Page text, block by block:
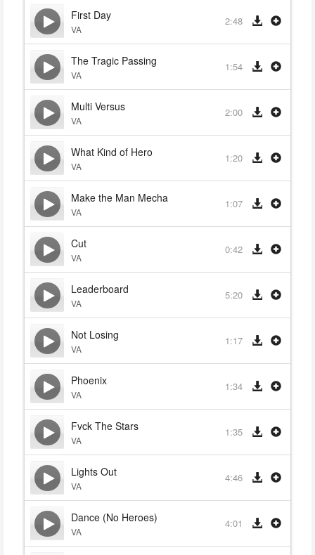
First Day
VA
2:48
The Tragic Passing
VA
1:54
Multi Versus
VA
2:00
What Kind of Hero
VA
1:20
Make the Man Mecha
VA
1:07
Cut
VA
0:42
Leaderboard
VA
5:20
Not Losing
VA
1:17
Phoenix
VA
1:34
Fvck The Stars
VA
1:35
Lights Out
VA
4:46
Dance (No Heroes)
VA
4:01